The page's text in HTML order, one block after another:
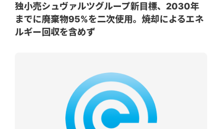
独小売シュヴァルツグループ新目標、2030年
までに廃棄物95%を二次使用。焼却によるエネ
ルギー回収を含めず